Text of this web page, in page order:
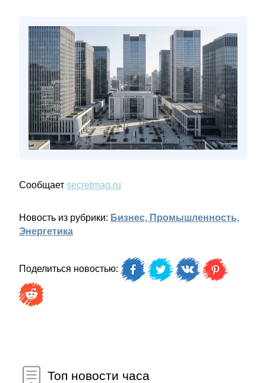
Сообщает secretmag.ru
Новость из рубрики: Бизнес, Промышленность,
Энергетика
Поделиться новостью:
Топ новости часа